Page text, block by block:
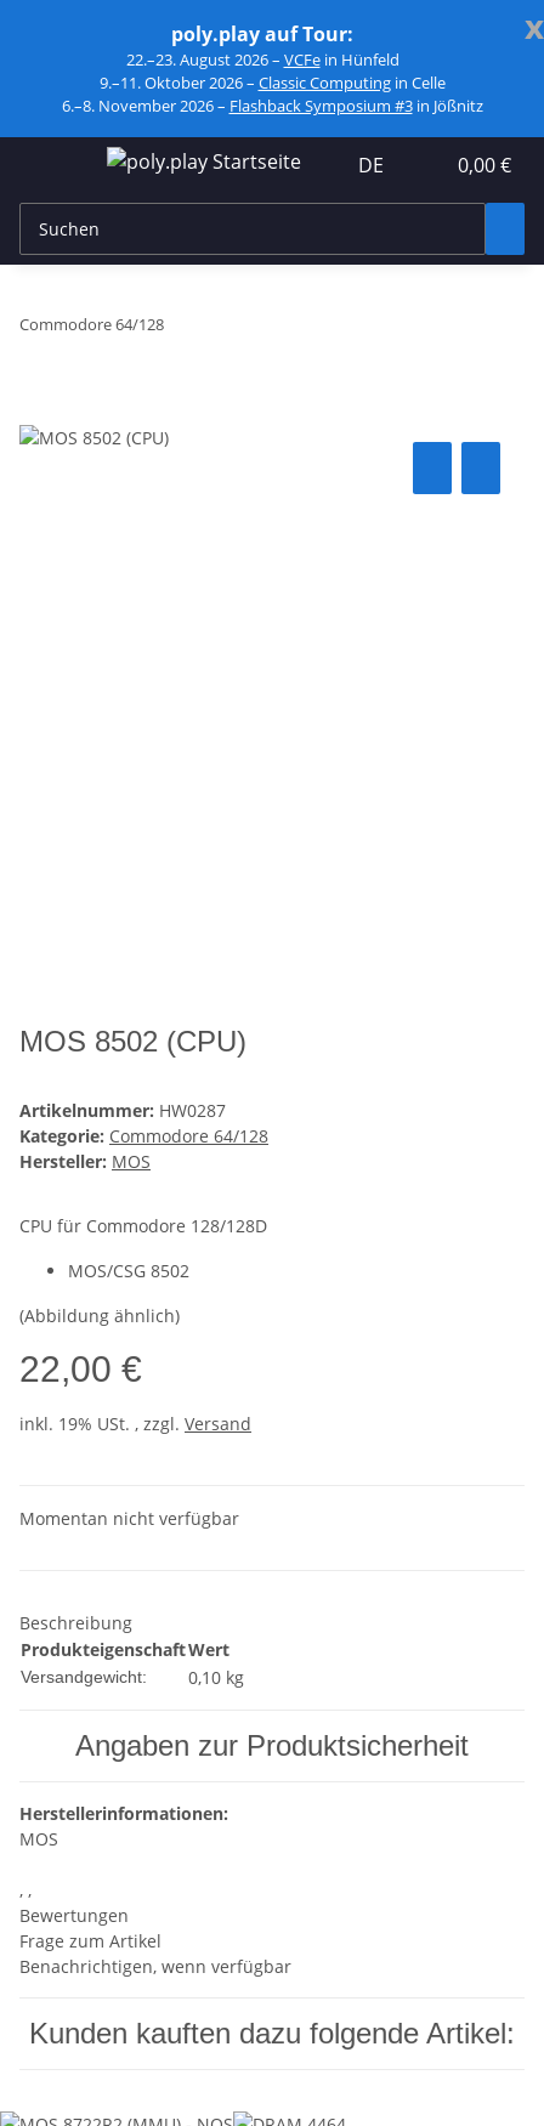
x
poly.play auf Tour:
22.–23. August 2026 – VCFein Hünfeld
9.–11. Oktober 2026 – Classic Computingin Celle
6.–8. November 2026 – Flashback Symposium #3in Jößnitz
DE 0,00 €
Commodore 64/128
MOS 8502 (CPU)
Artikelnummer: HW0287
Kategorie: Commodore 64/128
Hersteller: MOS
CPU für Commodore 128/128D
MOS/CSG 8502
(Abbildung ähnlich)
22,00 €
inkl. 19% USt. , zzgl. Versand
Momentan nicht verfügbar
Beschreibung
ProdukteigenschaftWert
Versandgewicht: 0,10 kg
Angaben zur Produktsicherheit
Herstellerinformationen:
MOS
, ,
Bewertungen
Frage zum Artikel
Benachrichtigen, wenn verfügbar
Kunden kauften dazu folgende Artikel: